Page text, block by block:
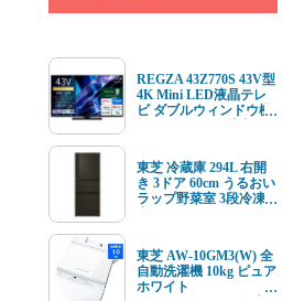
REGZA 43Z770S 43V型
4K Mini LED液晶テレ
ビ ダブルウィンドウ機
ルチューナー内蔵
東芝 冷蔵庫 294L 右開
き 3ドア 60cm うるおい
ラップ野菜室 3段冷凍
東芝 AW-10GM3(W) 全
自動洗濯機 10kg ピュア
ホワイト